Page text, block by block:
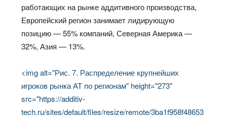
работающих на рынке аддитивного производства,
Европейский регион занимает лидирующую
позицию — 55% компаний, Северная Америка —
32%, Азия — 13%.
<img alt="Рис. 7. Распределение крупнейших
игроков рынка АТ по регионам" height="273"
src="https://additiv-
tech.ru/sites/default/files/resize/remote/3ba1f958f48653